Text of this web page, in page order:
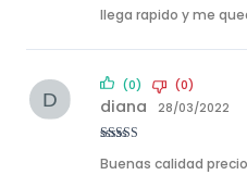
of 5
llega rapido y me
out of 5
diana 28/03/2022
Buenas calidad
(0) (0)